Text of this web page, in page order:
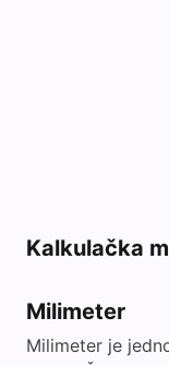
Kalkulačka
Milimeter
Milimeter je